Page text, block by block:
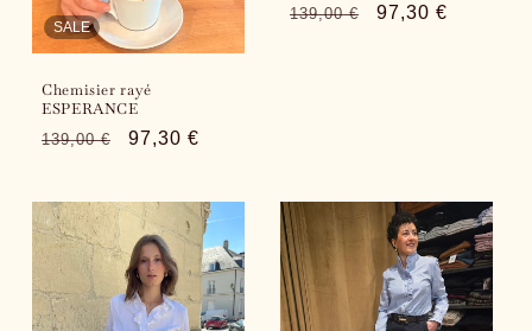
SALE
Chemisier rayé
ESPERANCE
Regular
139,00 €
Sale
97,30 €
Regular
139,00 €
Sale
97,30 €